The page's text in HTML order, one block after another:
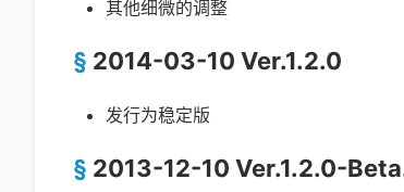
其他细微的调整
2014-03-10 Ver.1.2.0
发行为稳定版
2013-12-10 Ver.1.2.0-